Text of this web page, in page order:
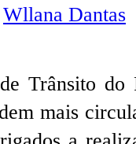
Wllana Dantas
Trânsito
mais